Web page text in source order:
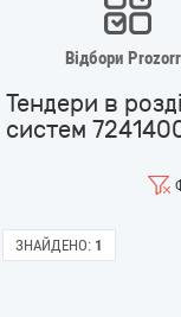
Відбори
Тендери в
систем
ЗНАЙДЕНО: 1